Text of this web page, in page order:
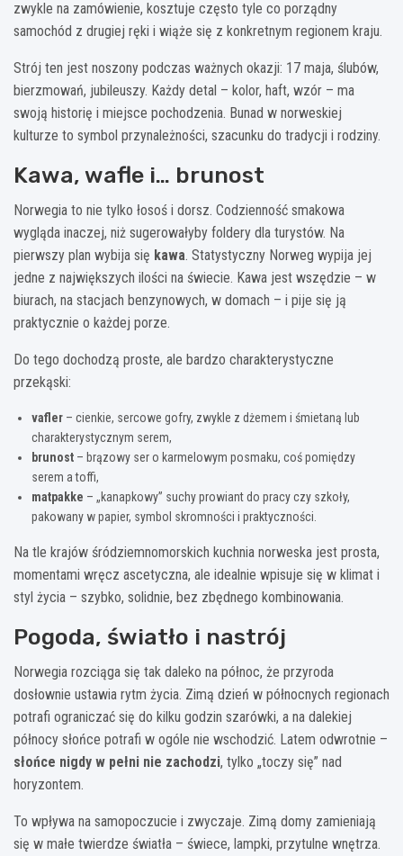
zwykle na zamówienie, kosztuje często tyle co porządny
samochód z drugiej ręki i wiąże się z konkretnym regionem kraju.
Strój ten jest noszony podczas ważnych okazji: 17 maja, ślubów,
bierzmowań, jubileuszy. Każdy detal – kolor, haft, wzór – ma
swoją historię i miejsce pochodzenia. Bunad w norweskiej
kulturze to symbol przynależności, szacunku do tradycji i rodziny.
Kawa, wafle i… brunost
Norwegia to nie tylko łosoś i dorsz. Codzienność smakowa
wygląda inaczej, niż sugerowałyby foldery dla turystów. Na
pierwszy plan wybija się kawa. Statystyczny Norweg wypija jej
jedne z największych ilości na świecie. Kawa jest wszędzie – w
biurach, na stacjach benzynowych, w domach – i pije się ją
praktycznie o każdej porze.
Do tego dochodzą proste, ale bardzo charakterystyczne
przekąski:
vafler – cienkie, sercowe gofry, zwykle z dżemem i śmietaną lub
charakterystycznym serem,
brunost – brązowy ser o karmelowym posmaku, coś pomiędzy
serem a toffi,
matpakke – „kanapkowy” suchy prowiant do pracy czy szkoły,
pakowany w papier, symbol skromności i praktyczności.
Na tle krajów śródziemnomorskich kuchnia norweska jest prosta,
momentami wręcz ascetyczna, ale idealnie wpisuje się w klimat i
styl życia – szybko, solidnie, bez zbędnego kombinowania.
Pogoda, światło i nastrój
Norwegia rozciąga się tak daleko na północ, że przyroda
dosłownie ustawia rytm życia. Zimą dzień w północnych regionach
potrafi ograniczać się do kilku godzin szarówki, a na dalekiej
północy słońce potrafi w ogóle nie wschodzić. Latem odwrotnie –
słońce nigdy w pełni nie zachodzi, tylko „toczy się” nad
horyzontem.
To wpływa na samopoczucie i zwyczaje. Zimą domy zamieniają
się w małe twierdze światła – świece, lampki, przytulne wnętrza.